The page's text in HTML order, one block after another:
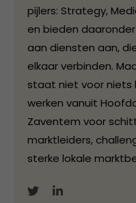
pijlers: Strategy,
en bieden
aan diensten aan,
elkaar verbinden.
staat niet voor niets
werken vanuit
Zaventem voor
marktleiders,
sterke lokale